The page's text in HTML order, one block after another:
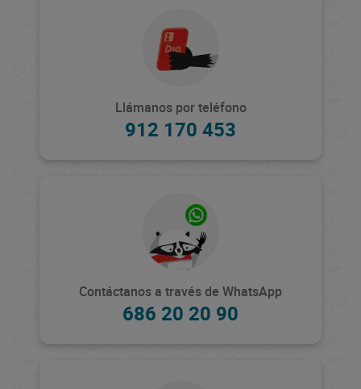
Llámanos por teléfono
912 170 453
Contáctanos a través de WhatsApp
686 20 20 90